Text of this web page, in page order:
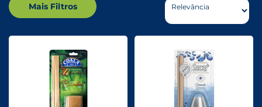
Mais Filtros